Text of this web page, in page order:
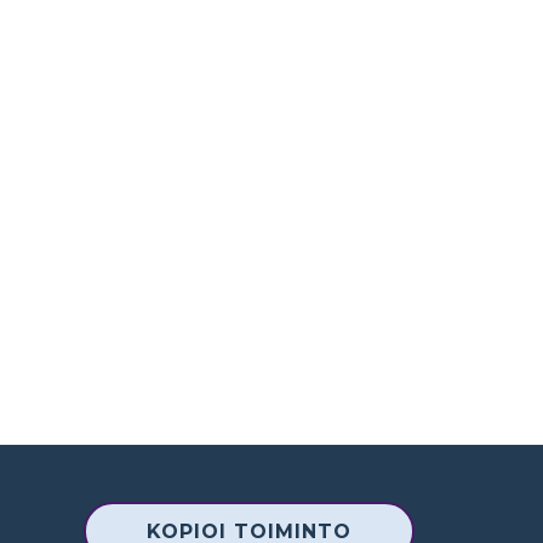
KOPIOI TOIMINTO